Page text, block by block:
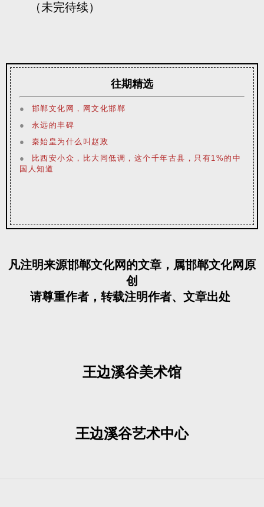
（未完待续）
往期精选
●
邯郸文化网，网文化邯郸
●
永远的丰碑
●
秦始皇为什么叫赵政
●
比西安小众，比大同低调，这个千年古县，只有1%的中
国人知道
凡注明来源邯郸文化网的文章，属邯郸文化网原
创
请尊重作者，转载注明作者、文章出处
王边溪谷美术馆
王边溪谷艺术中心